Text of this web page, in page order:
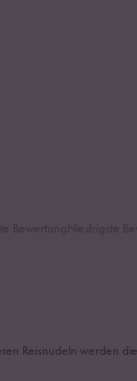
Reisnudeln werden